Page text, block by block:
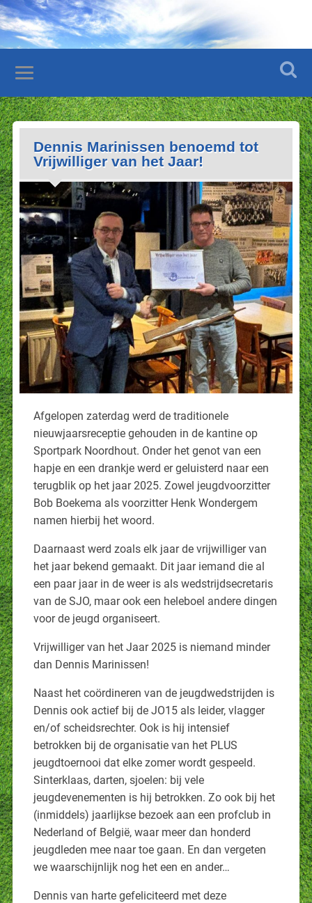
Dennis Marinissen benoemd tot
Vrijwilliger van het Jaar!
Afgelopen zaterdag werd de traditionele
nieuwjaarsreceptie gehouden in de kantine op
Sportpark Noordhout. Onder het genot van een
hapje en een drankje werd er geluisterd naar een
terugblik op het jaar 2025. Zowel jeugdvoorzitter
Bob Boekema als voorzitter Henk Wondergem
namen hierbij het woord.
Daarnaast werd zoals elk jaar de vrijwilliger van
het jaar bekend gemaakt. Dit jaar iemand die al
een paar jaar in de weer is als wedstrijdsecretaris
van de SJO, maar ook een heleboel andere dingen
voor de jeugd organiseert.
Vrijwilliger van het Jaar 2025 is niemand minder
dan Dennis Marinissen!
Naast het coördineren van de jeugdwedstrijden is
Dennis ook actief bij de JO15 als leider, vlagger
en/of scheidsrechter. Ook is hij intensief
betrokken bij de organisatie van het PLUS
jeugdtoernooi dat elke zomer wordt gespeeld.
Sinterklaas, darten, sjoelen: bij vele
jeugdevenementen is hij betrokken. Zo ook bij het
(inmiddels) jaarlijkse bezoek aan een profclub in
Nederland of België, waar meer dan honderd
jeugdleden mee naar toe gaan. En dan vergeten
we waarschijnlijk nog het een en ander…
Dennis van harte gefeliciteerd met deze